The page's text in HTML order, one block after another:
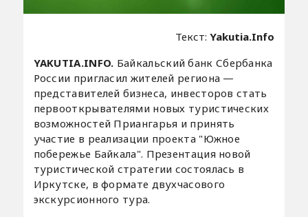
Текст:Yakutia.Info
YAKUTIA.INFO. Байкальский банк Сбербанка
России пригласил жителей региона —
представителей бизнеса, инвесторов стать
первооткрывателями новых туристических
возможностей Приангарья и принять
участие в реализации проекта "Южное
побережье Байкала". Презентация новой
туристической стратегии состоялась в
Иркутске, в формате двухчасового
экскурсионного тура.